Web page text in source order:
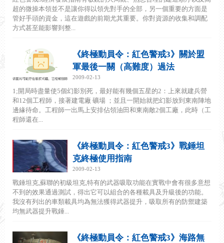
超的微操本領並不是讓你得以領先對手的全部，另一個重要的方面是
管好手頭的資金，這在遊戲的前期尤其重要。你對資源的收集和調配
方式甚至能影響到整...
《終極動員令：紅色警戒3》關於盟
軍最後一關（高難度）過法
2009-02-13
1;開局時盡量使5個幻影別死，最好能有幾個五星的2：上來就建兵營
和12個工程師，接著建電廠 礦場 ；並且一開始就把幻影放到東南陣地
邊緣待命。工程師一出馬上安排佔領油田和東南敵2個工廠，此時（工
程師還在...
《終極動員令：紅色警戒3》戰錘坦
克終極使用指南
2009-02-13
戰錘坦克,蘇聯的初級坦克,特有的武器吸取功能在實戰中會有很多意想
不到的效果通過測試，得出它可以組合的各種載具及升級後的功能。
我沒有列出的車類載具均為無法獲得武器提升，吸取所有的防禦建築
均無武器提升戰錘...
《終極動員令：紅色警戒3》海路無